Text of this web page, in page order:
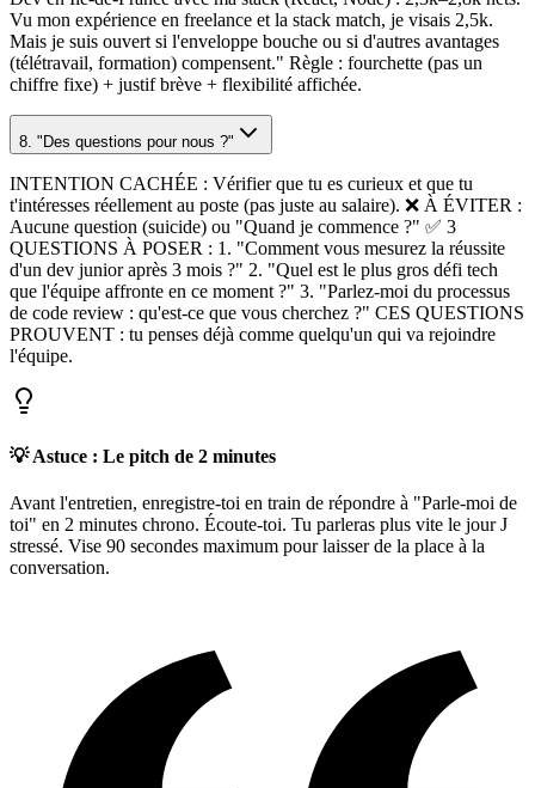
Vu mon expérience en freelance et la stack match, je visais 2,5k.
Mais je suis ouvert si l'enveloppe bouche ou si d'autres avantages
(télétravail, formation) compensent." Règle : fourchette (pas un
chiffre fixe) + justif brève + flexibilité affichée.
8. "Des questions pour nous ?"
INTENTION CACHÉE : Vérifier que tu es curieux et que tu
t'intéresses réellement au poste (pas juste au salaire). ❌ À ÉVITER :
Aucune question (suicide) ou "Quand je commence ?" ✅ 3
QUESTIONS À POSER : 1. "Comment vous mesurez la réussite
d'un dev junior après 3 mois ?" 2. "Quel est le plus gros défi tech
que l'équipe affronte en ce moment ?" 3. "Parlez-moi du processus
de code review : qu'est-ce que vous cherchez ?" CES QUESTIONS
PROUVENT : tu penses déjà comme quelqu'un qui va rejoindre
l'équipe.
💡 Astuce : Le pitch de 2 minutes
Avant l'entretien, enregistre-toi en train de répondre à "Parle-moi de
toi" en 2 minutes chrono. Écoute-toi. Tu parleras plus vite le jour J
stressé. Vise 90 secondes maximum pour laisser de la place à la
conversation.